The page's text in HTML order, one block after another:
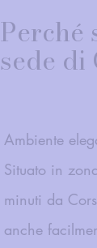
Perché
sede di
Ambiente
Situato in
minuti da
anche